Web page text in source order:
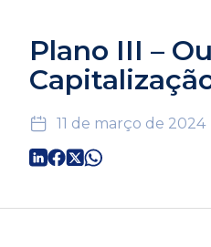
Plano III –
11 de março de 2024